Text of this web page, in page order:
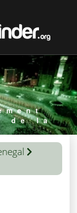
de la